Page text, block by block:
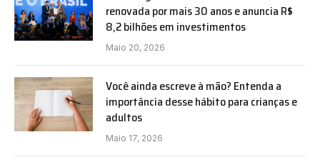
renovada por mais 30 anos e anuncia R$
8,2 bilhões em investimentos
Maio 20, 2026
Você ainda escreve à mão? Entenda a
importância desse hábito para crianças e
adultos
Maio 17, 2026